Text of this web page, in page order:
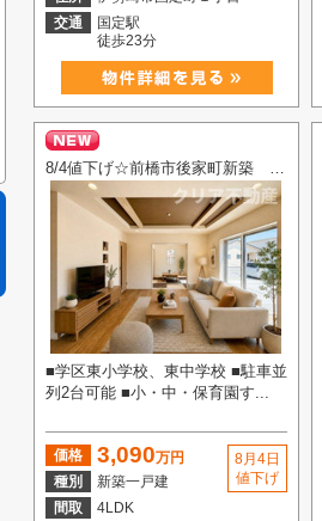
交通
国定駅
徒歩23分
8/4値下げ☆前橋市後家町新築 角地・全室南向き！
■学区東小学校、東中学校 ■駐車並
列2台可能 ■小・中・保育園す...
価格 3,090万円
種別
新築一戸建
間取
4LDK
8月4日
値下げ